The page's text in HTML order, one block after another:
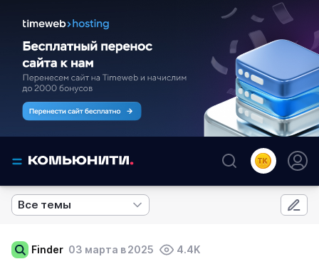
Все темы
Finder 03 марта в 2025 4.4K